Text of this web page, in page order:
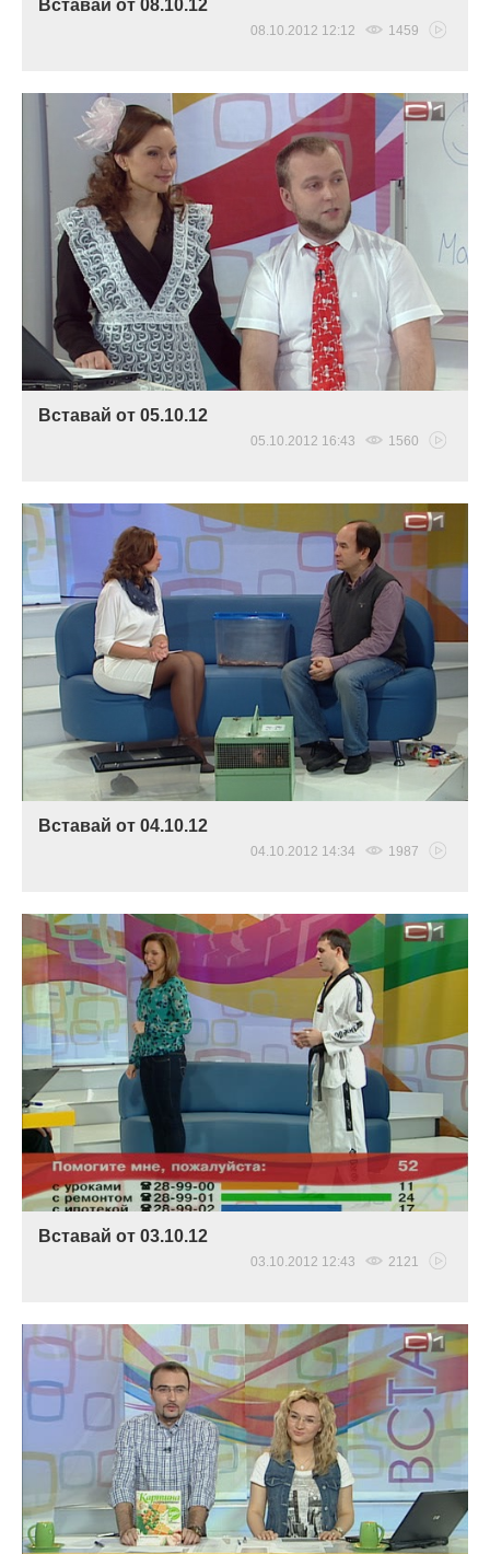
Вставай от 08.10.12
08.10.2012 12:12 1459
Вставай от 05.10.12
05.10.2012 16:43 1560
Вставай от 04.10.12
04.10.2012 14:34 1987
Вставай от 03.10.12
03.10.2012 12:43 2121